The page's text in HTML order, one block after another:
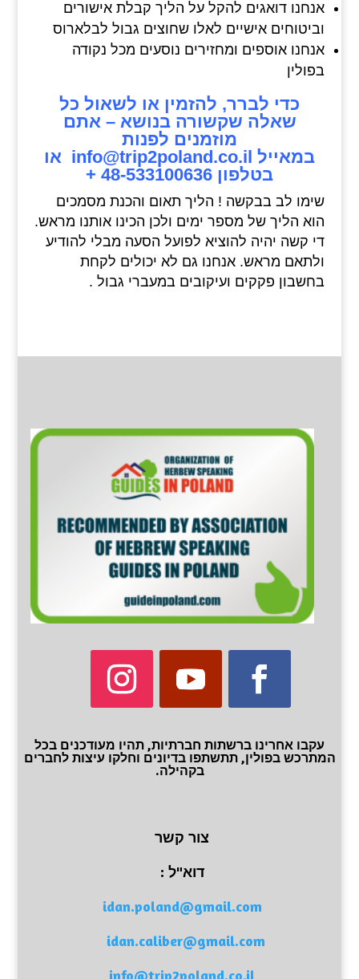
אנחנו דואגים להקל על הליך קבלת אישורים
וביטוחים אישיים לאלו שחוצים גבול לבלארוס
אנחנו אוספים ומחזירים נוסעים מכל נקודה
בפולין
כדי לברר, להזמין או לשאול כל
שאלה שקשורה בנושא – אתם
מוזמנים לפנות
במאייל info@trip2poland.co.il או
בטלפון 48-533100636 +
שימו לב בבקשה ! הליך תאום והכנת מסמכים
הוא הליך של מספר ימים ולכן הכינו אותנו מראש.
די קשה יהיה להוציא לפועל הסעה מבלי להודיע
ולתאם מראש. אנחנו גם לא יכולים לקחת
בחשבון פקקים ועיקובים במעברי גבול .
עקבו אחרינו ברשתות חברתיות, תהיו מעודכנים בכל
המתרכש בפולין, תתשתפו בדיונים וחלקו עיצות לחברים
בקהילה.
צור קשר
דוא"ל :
idan.poland@gmail.com
idan.caliber@gmail.com
info@trip2poland.co.il